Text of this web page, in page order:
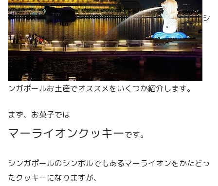
シ
ンガポールお土産でオススメをいくつか紹介します。
まず、お菓子では
マーライオンクッキーです。
シンガポールのシンボルでもあるマーライオンをかたどっ
たクッキーになりますが、